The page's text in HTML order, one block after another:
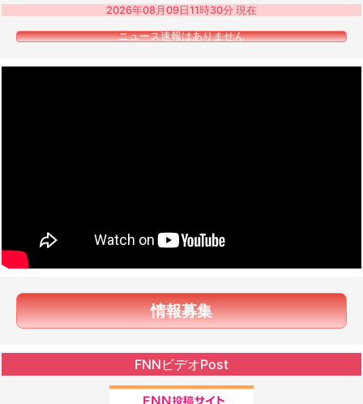
2026年08月09日11時30分 現在
ニュース速報はありません
情報募集
FNNビデオPost